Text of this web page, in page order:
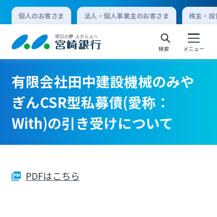
個人のお客さま 法人・個人事業主のお客さま 株主・
検索 メニュー
個人向けインターネットバンキング
ログオン
有限会社田中建設機械のみや
ぎんCSR型私募債(愛称：
With)の引き受けについて
PDFはこちら